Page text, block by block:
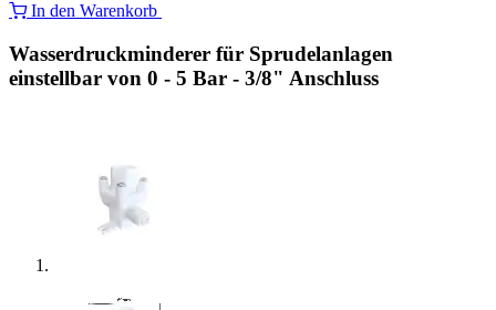
In den Warenkorb
Wasserdruckminderer für Sprudelanlagen
einstellbar von 0 - 5 Bar - 3/8" Anschluss